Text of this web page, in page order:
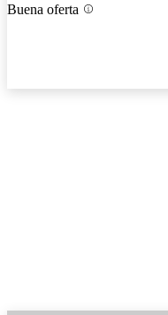
Buena oferta